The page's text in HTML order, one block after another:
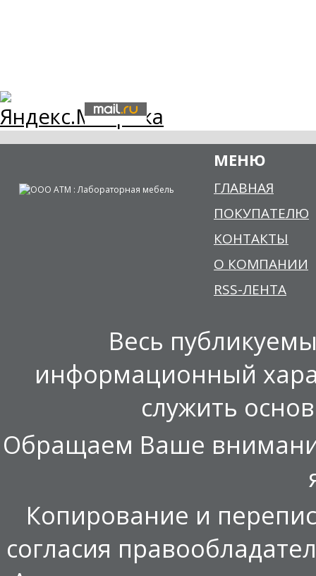
МЕНЮ
ГЛАВНАЯ
ПОКУПАТЕЛЮ
КОНТАКТЫ
О КОМПАНИИ
RSS-ЛЕНТА
Весь
информационный
служить
Обращаем Ваше
Копирование и
согласия